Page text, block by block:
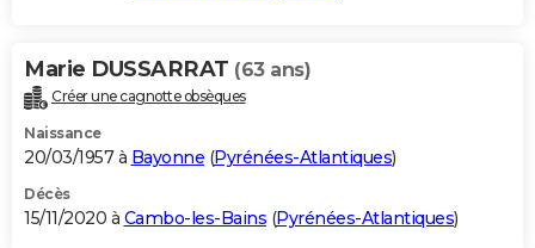
Marie DUSSARRAT (63 ans)
Créer une cagnotte obsèques
Naissance
20/03/1957 à Bayonne (Pyrénées-Atlantiques)
Décès
15/11/2020 à Cambo-les-Bains (Pyrénées-Atlantiques)